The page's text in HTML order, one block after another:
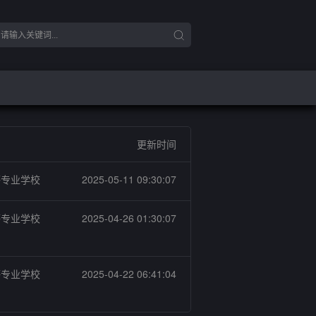
更新时间
业学校 2025-05-11 09:30:07
业学校 2025-04-26 01:30:07
业学校 2025-04-22 06:41:04